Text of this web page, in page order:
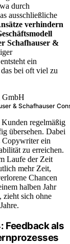
durch
ausschließliche
verhindern
Schafhauser &
ein
bei oft viel zu
& Schafhauser
regelmäßig
übersehen. Dabei
Copywriter ein
zu erreichen.
Laufe der Zeit
mehr Zeit,
Chancen
halben Jahr
zieht sich ohne
Feedback als